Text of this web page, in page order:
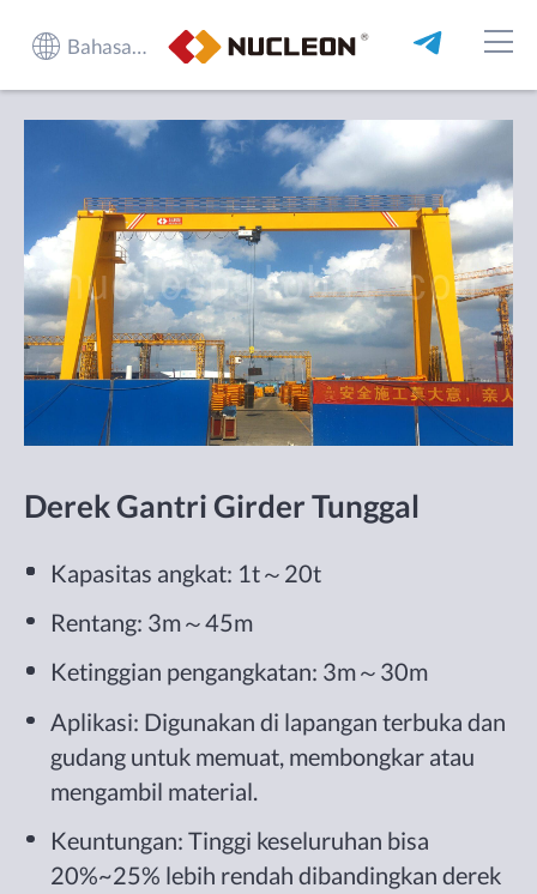
Bahasa Indonesia
Derek Gantri Girder Tunggal
Kapasitas angkat: 1t～20t
Rentang: 3m～45m
Ketinggian pengangkatan: 3m～30m
Aplikasi: Digunakan di lapangan terbuka dan
gudang untuk memuat, membongkar atau
mengambil material.
Keuntungan: Tinggi keseluruhan bisa
20%~25% lebih rendah dibandingkan derek